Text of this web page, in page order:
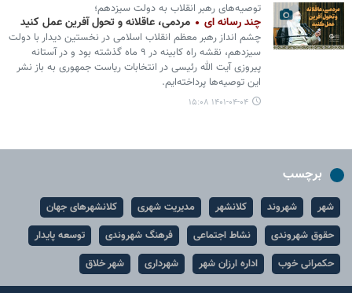
توصیه‌های رهبر انقلاب به دولت سیزدهم؛
چند رسانه ای مردمی، عاقلانه و تحول آفرین عمل کنید
چشم انداز رهبر معظم انقلاب اسلامی در نخستین دیدار با دولت
سیزدهم، نقشه راه کابینه در ۹ ماه گذشته بود و در آستانه
پیروزی آیت الله رئیسی در انتخابات ریاست جمهوری به باز نشر
این توصیه‌ها پرداخته‌ایم.
۱۴۰۱-۰۴-۰۴ ۱۵:۰۸
برچسب
شهر شهروند کلانشهر مدیریت شهری
کلانشهرهای جهان
حقوق شهروندی
نشاط اجتماعی فرهنگ شهروندی
توسعه پایدار
حکمرانی خوب
اداره ارزان شهر شهرداری شهر خلاق